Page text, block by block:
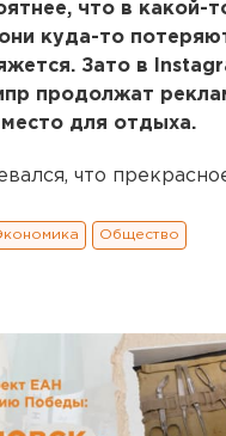
что в какой-
куда-то
Зато в
продолжат
для отдыха.
что
Общество